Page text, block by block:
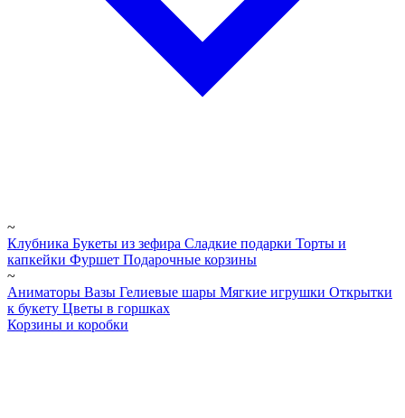
~
Клубника Букеты из зефира Сладкие подарки Торты и
капкейки Фуршет Подарочные корзины
~
Аниматоры Вазы Гелиевые шары Мягкие игрушки Открытки
к букету Цветы в горшках
Корзины и коробки